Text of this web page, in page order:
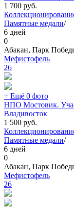
1 700 руб.
Памятные медали/
6 дней
0
Абакан, Парк
Мефистофель
26
+ Ещё 0 фото
НПО Мостовик.
Владивосток
1 500 руб.
Памятные медали/
6 дней
0
Абакан, Парк
Мефистофель
26